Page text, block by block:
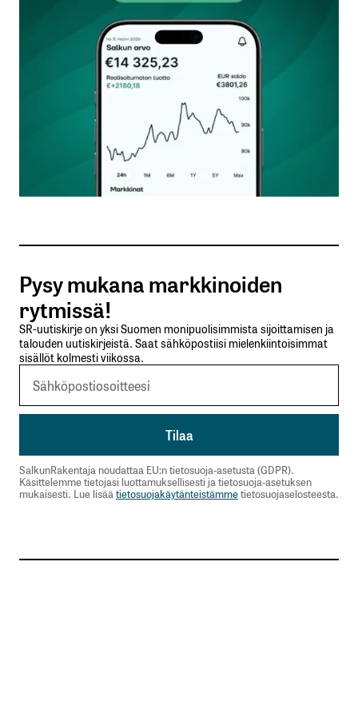
Kommentti*
Nimesi tai nimimerkkisi
Sähköpostiosoitteesi
Tilaa SalkunRakentajan uutiskirje
Lähetä kommentti
Pysy mukana markkinoiden
rytmissä!
SR-uutiskirje on yksi Suomen monipuolisimmista sijoittamisen ja
talouden uutiskirjeistä. Saat sähköpostiisi mielenkiintoisimmat
sisällöt kolmesti viikossa.
SalkunRakentaja noudattaa EU:n tietosuoja-asetusta (GDPR).
Käsittelemme tietojasi luottamuksellisesti ja tietosuoja-asetuksen
mukaisesti. Lue lisäätietosuojakäytänteistämmetietosuojaselosteesta.